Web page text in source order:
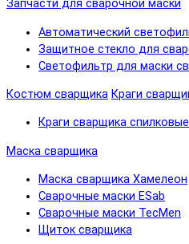
Запчасти для сварочной маски
Автоматический
Защитное стекло для
Светофильтр для маски
Костюм сварщика Краги
Краги сварщика спилковые
Маска сварщика
Маска сварщика Хамелеон
Сварочные маски ESab
Сварочные маски TecMen
Щиток сварщика